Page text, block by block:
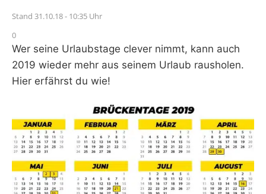
Stand 31.10.18 - 10:35 Uhr
0
Wer seine Urlaubstage clever nimmt, kann auch
2019 wieder mehr aus seinem Urlaub rausholen.
Hier erfährst du wie!